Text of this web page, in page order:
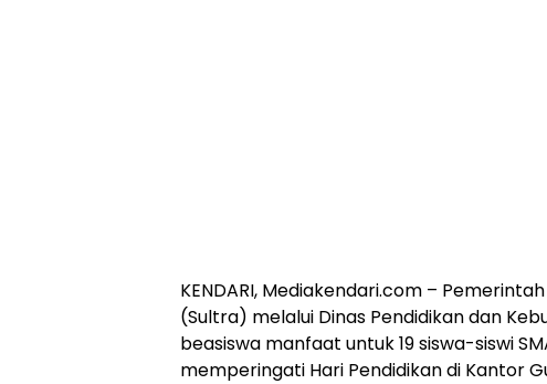
KENDARI, Mediakendari.com –
(Sultra) melalui Dinas Pendidikan dan
beasiswa manfaat untuk 19 siswa-siswi
memperingati Hari Pendidikan di Kantor